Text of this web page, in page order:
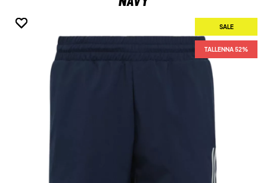
SALE
TALLENNA 52%
SALE
TALLENNA 52%
SALE
TALLENNA 52%
SALE
TALLENNA 52%